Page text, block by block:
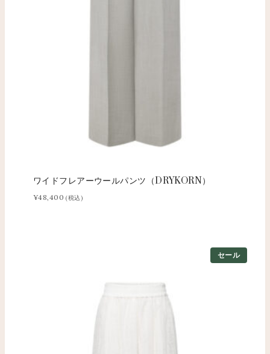
ワイドフレアーウールパンツ（DRYKORN）
¥48,400 (税込)
セール